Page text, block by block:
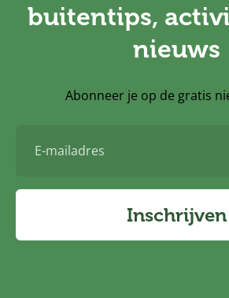
buitentips,
nieuws
Abonneer je op de gratis
mailadres
Inschrijven